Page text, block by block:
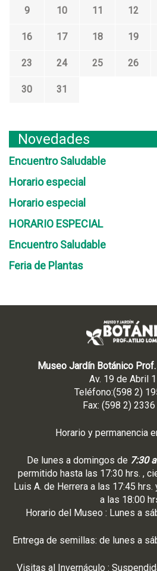
9 10 11 12
16 17 18 19
23 24 25 26
30
31
Novedades
Encuentro Saludable
Horario especial
Horario especial
HORARIO ESPECIAL
Encuentro Saludable
Feria de Plantas
Museo Jardín Botánico
Av. 19 de Abril
Teléfono:(598 2)
Fax: (598 2)
Horario y permanencia
De lunes a domingos de 7:30
permitido hasta las 17:30 hrs. ,
Luis A. de Herrera a las 17:45
a las 18:00
Horario del Museo : Lunes a
Entrega de semillas: de lunes a
Visitas al Invernáculo :